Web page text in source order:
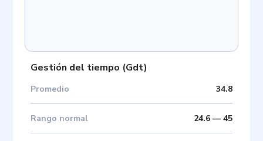
Gestión del tiempo (Gdt)
Promedio 34.8
Rango normal 24.6— 45